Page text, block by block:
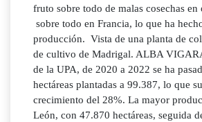
fruto sobre todo de malas cosechas en
sobre todo en Francia, lo que ha
producción. Vista de una planta de
de cultivo de Madrigal. ALBA
de la UPA, de 2020 a 2022 se ha
hectáreas plantadas a 99.387, lo que
crecimiento del 28%. La mayor
León, con 47.870 hectáreas, seguida